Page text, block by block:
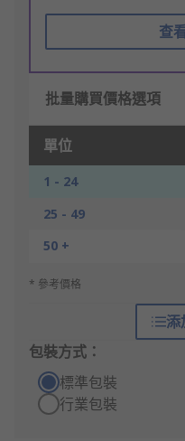
查
批量購買價格選項
單位
1 - 24
25 - 49
50 +
* 參考價格
添
包裝方式：
標準包裝
行業包裝